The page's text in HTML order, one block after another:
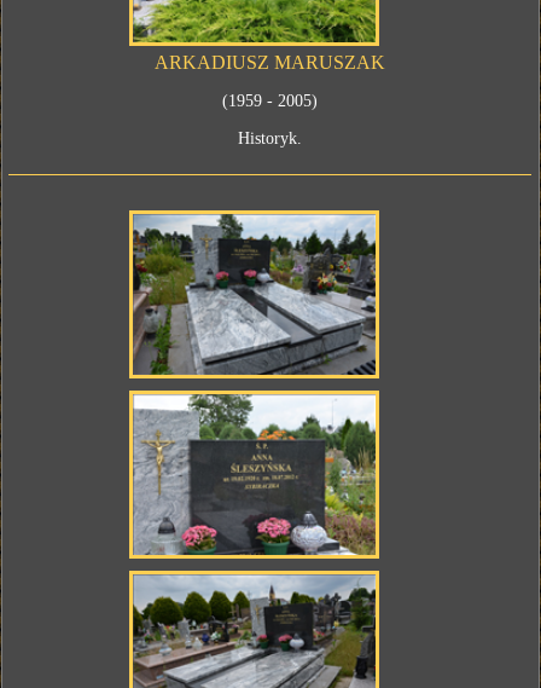
ARKADIUSZ MARUSZAK
(1959 - 2005)
Historyk.